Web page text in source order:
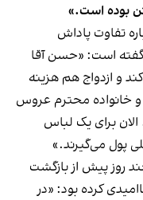
بوده است.»
تفاوت پاداش
گفته است: «حسن آقا
و ازدواج هم هزینه
خانواده محترم عروس
الان برای یک لباس
پول می‌گیرند.»
روز پیش از بازگشت
کرده بود: «در